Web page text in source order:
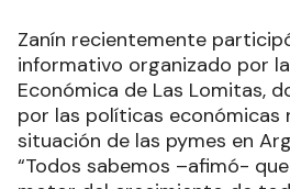
Zanín recientemente
informativo organizado por
Económica de Las Lomitas,
por las políticas económicas
situación de las pymes en
“Todos sabemos –afimó-